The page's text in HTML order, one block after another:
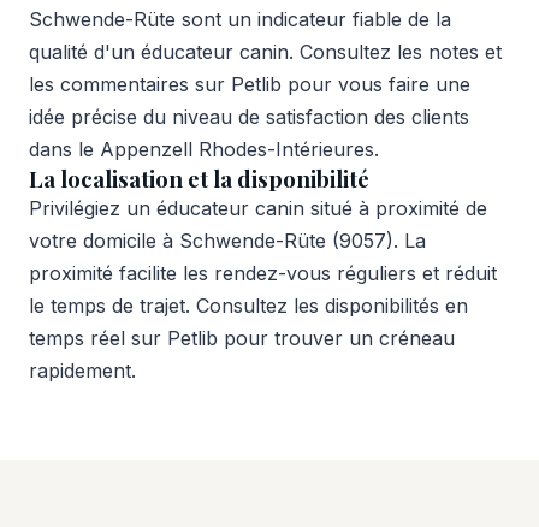
Schwende-Rüte sont un indicateur fiable de la
qualité d'un éducateur canin. Consultez les notes et
les commentaires sur Petlib pour vous faire une
idée précise du niveau de satisfaction des clients
dans le Appenzell Rhodes-Intérieures.
La localisation et la disponibilité
Privilégiez un éducateur canin situé à proximité de
votre domicile à Schwende-Rüte (9057). La
proximité facilite les rendez-vous réguliers et réduit
le temps de trajet. Consultez les disponibilités en
temps réel sur Petlib pour trouver un créneau
rapidement.